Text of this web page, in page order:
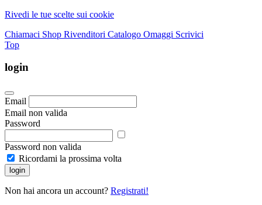
Rivedi le tue scelte sui cookie
Chiamaci Shop Rivenditori Catalogo Omaggi Scrivici
Top
login
Email
Email non valida
Password
Password non valida
Ricordami la prossima volta
login
Non hai ancora un account? Registrati!